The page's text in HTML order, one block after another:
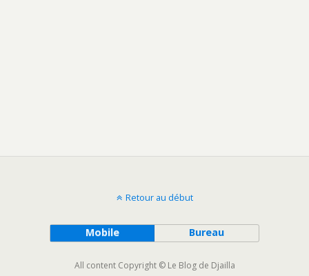
Retour au début
Mobile Bureau
All content Copyright © Le Blog de Djailla